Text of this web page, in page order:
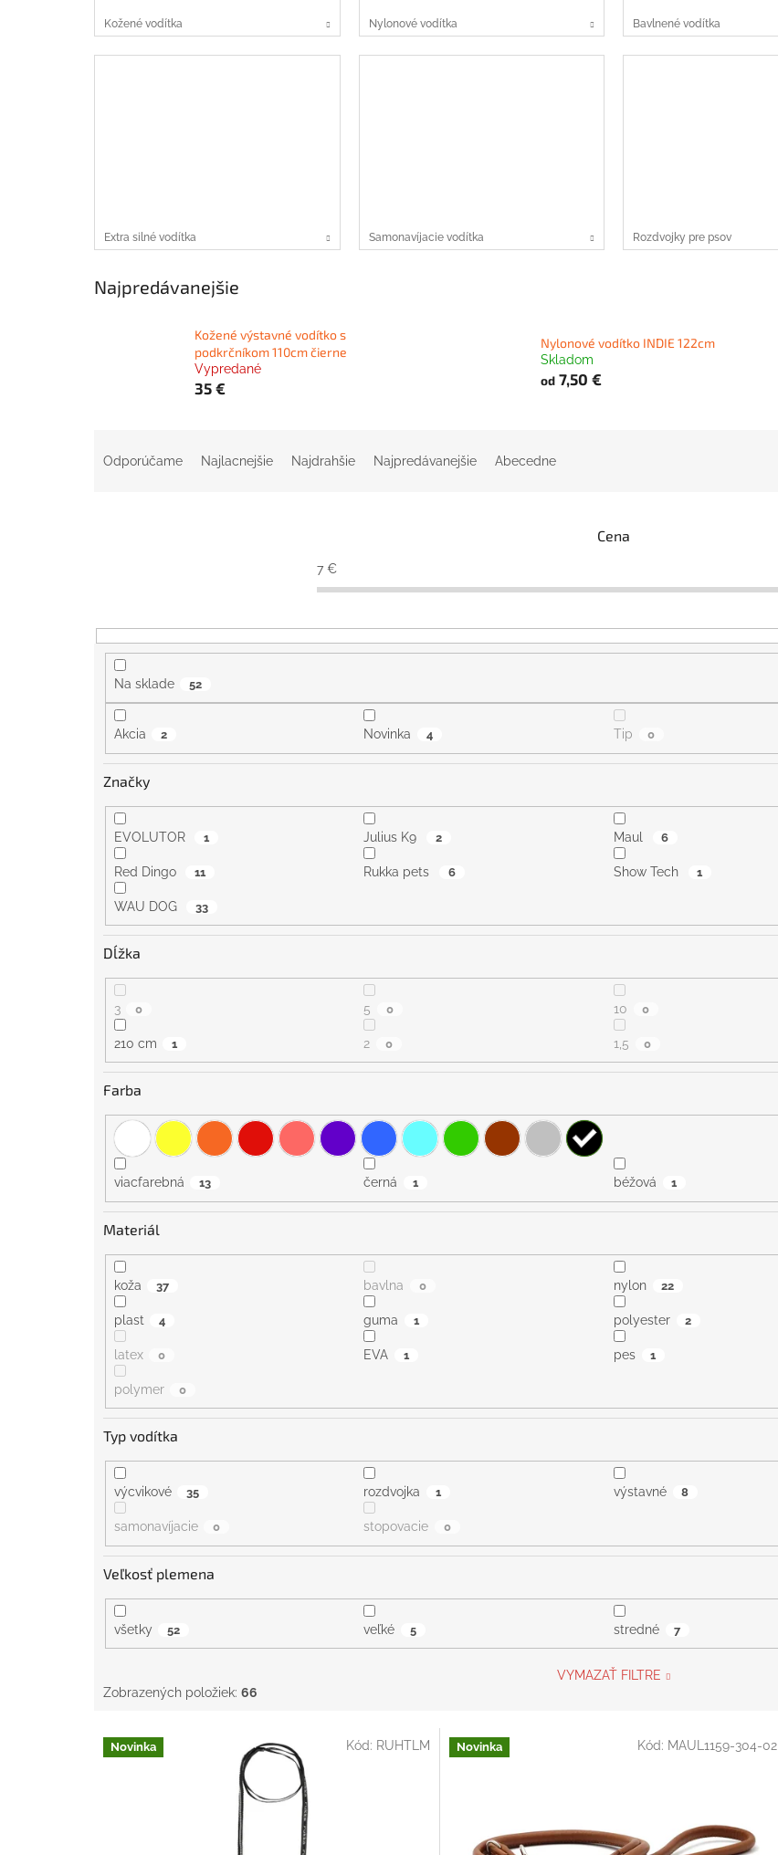
Kožené vodítka Nylonové vodítka Bavlnené vodítka
Extra silné vodítka Samonavíjacie vodítka Rozdvojky pre psov
Najpredávanejšie
Kožené výstavné vodítko s
podkrčníkom 110cm čierne
Vypredané
35 €
Nylonové vodítko INDIE 122cm
Skladom
od 7,50 €
d
Odporúčame Najlacnejšie Najdrahšie Najpredávanejšie Abecedne
Cena
7 €
Na sklade 52
Akcia 2 Novinka 4 Tip 0
Značky
EVOLUTOR 1 Julius K9 2 Maul 6
Red Dingo 11 Rukka pets 6 Show Tech 1
WAU DOG 33
Dĺžka
3 0 5 0 10 0
210 cm 1 2 0 1,5 0
Farba
viacfarebná 13 černá 1 béžová 1
Materiál
koža 37 bavlna 0 nylon 22
plast 4 guma 1 polyester 2
latex 0 EVA 1 pes 1
polymer 0
Typ vodítka
výcvikové 35 rozdvojka 1 výstavné 8
samonavíjacie 0 stopovacie 0
Veľkosť plemena
všetky 52 veľké 5 stredné 7
VYMAZAŤ FILTRE
Zobrazených položiek: 66
V Novinka Kód: RUHTLM Novinka Kód: MAUL1159-304-02